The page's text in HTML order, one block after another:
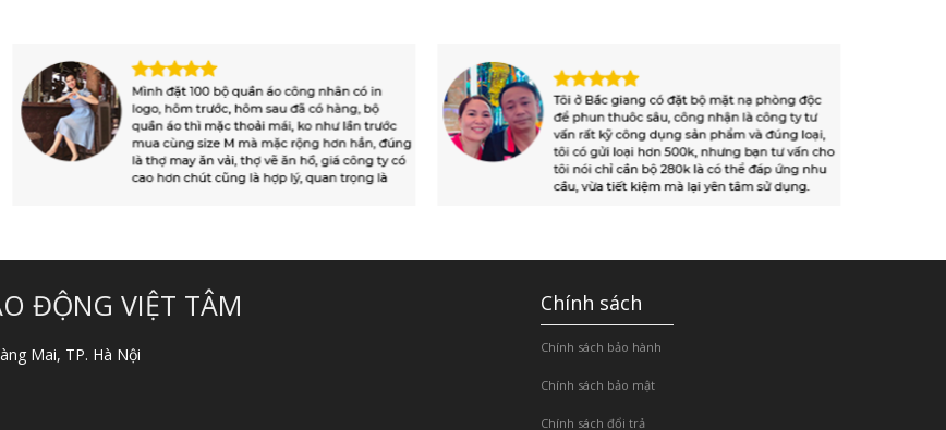
ĐỘNG VIỆT TÂM
Mai, TP. Hà Nội
Chính sách
Chính sách bảo hành
Chính sách bảo mật
Chính sách đổi trả